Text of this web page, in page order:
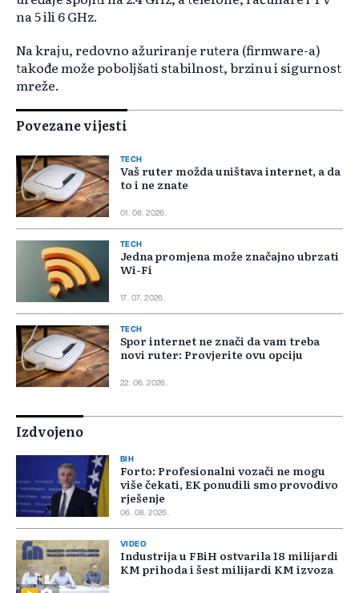
na 5 ili 6 GHz.
Na kraju, redovno ažuriranje rutera (firmware-a)
takođe može poboljšati stabilnost, brzinu i sigurnost
mreže.
Povezane vijesti
TECH
Vaš ruter možda uništava internet, a da
to i ne znate
01. 08. 2026.
TECH
Jedna promjena može značajno ubrzati
Wi-Fi
17. 07. 2026.
TECH
Spor internet ne znači da vam treba
novi ruter: Provjerite ovu opciju
22. 06. 2026.
Izdvojeno
BIH
Forto: Profesionalni vozači ne mogu
više čekati, EK ponudili smo provodivo
rješenje
06. 08. 2026.
VIDEO
Industrija u FBiH ostvarila 18 milijardi
KM prihoda i šest milijardi KM izvoza